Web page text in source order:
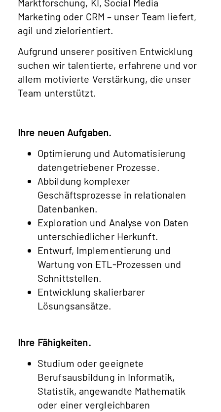
Marketing oder CRM – unser Team liefert,
agil und zielorientiert.
Aufgrund unserer positiven Entwicklung
suchen wir talentierte, erfahrene und vor
allem motivierte Verstärkung, die unser
Team unterstützt.
Ihre neuen Aufgaben.
Optimierung und Automatisierung
datengetriebener Prozesse.
Abbildung komplexer
Geschäftsprozesse in relationalen
Datenbanken.
Exploration und Analyse von Daten
unterschiedlicher Herkunft.
Entwurf, Implementierung und
Wartung von ETL-Prozessen und
Schnittstellen.
Entwicklung skalierbarer
Lösungsansätze.
Ihre Fähigkeiten.
Studium oder geeignete
Berufsausbildung in Informatik,
Statistik, angewandte Mathematik
oder einer vergleichbaren